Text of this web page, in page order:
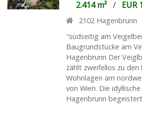
2.414 m²/ EUR
2102 Hagenbrunn
"südseitig am
Baugrundstücke am
Hagenbrunn Der
zählt zweifellos zu
Wohnlagen am
von Wien. Die
Hagenbrunn begeistert